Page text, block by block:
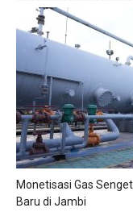
Monetisasi Gas
Baru di Jambi